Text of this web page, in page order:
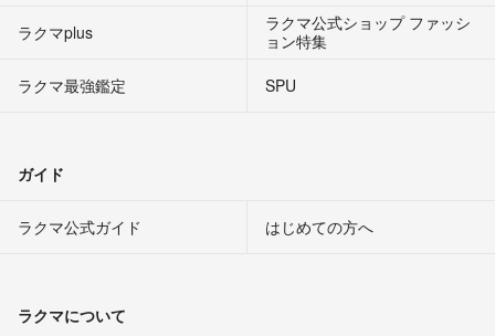
ラクマplus
ラクマ公式ショップ ファッシ
ョン特集
ラクマ最強鑑定
SPU
ガイド
ラクマ公式ガイド はじめての方へ
ラクマについて